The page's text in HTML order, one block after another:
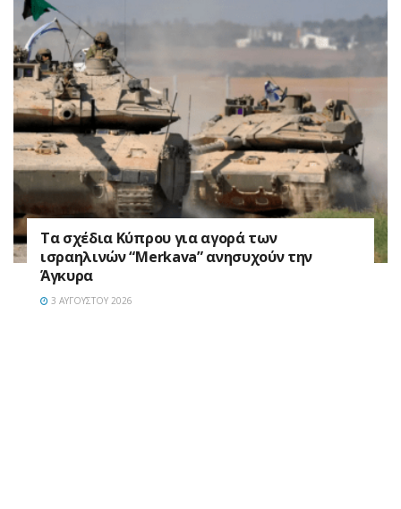
Τα σχέδια Κύπρου για αγορά των
ισραηλινών “Merkava” ανησυχούν την
Άγκυρα
3 ΑΥΓΟΎΣΤΟΥ 2026